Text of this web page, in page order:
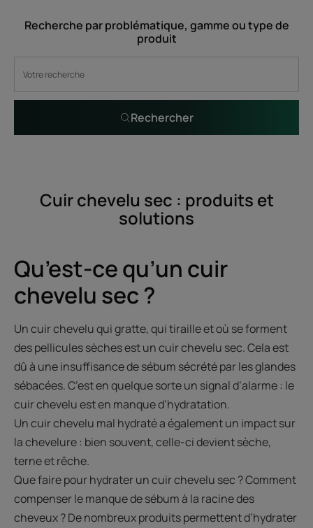
Recherche par problématique, gamme ou type de
produit
Rechercher
Cuir chevelu sec : produits et
solutions
Qu’est-ce qu’un cuir
chevelu sec ?
Un cuir chevelu qui gratte, qui tiraille et où se forment
des pellicules sèches est un cuir chevelu sec. Cela est
dû à une insuffisance de sébum sécrété par les glandes
sébacées. C’est en quelque sorte un signal d’alarme : le
cuir chevelu est en manque d’hydratation.
Un cuir chevelu mal hydraté a également un impact sur
la chevelure : bien souvent, celle-ci devient sèche,
terne et rêche.
Que faire pour hydrater un cuir chevelu sec ? Comment
compenser le manque de sébum à la racine des
cheveux ? De nombreux produits permettent d’hydrater